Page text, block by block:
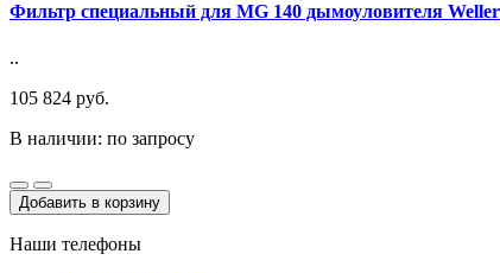
Фильтр специальный для MG 140 дымоуловителя
..
105 824 руб.
В наличии: по запросу
Добавить в корзину
Наши телефоны